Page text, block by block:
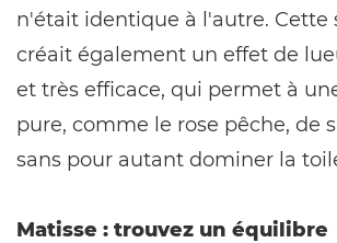
n'était identique à l'autre. Cette
créait également un effet de
et très efficace, qui permet à
pure, comme le rose pêche, de
sans pour autant dominer la
Matisse : trouvez un équilibre